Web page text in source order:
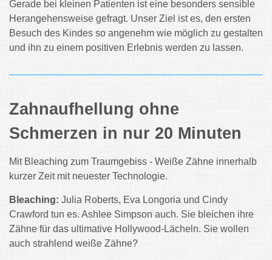
Gerade bei kleinen Patienten ist eine besonders sensible
Herangehensweise gefragt. Unser Ziel ist es, den ersten
Besuch des Kindes so angenehm wie möglich zu gestalten
und ihn zu einem positiven Erlebnis werden zu lassen.
Zahnaufhellung ohne
Schmerzen in nur 20 Minuten
Mit Bleaching zum Traumgebiss - Weiße Zähne innerhalb
kurzer Zeit mit neuester Technologie.
Bleaching: Julia Roberts, Eva Longoria und Cindy
Crawford tun es. Ashlee Simpson auch. Sie bleichen ihre
Zähne für das ultimative Hollywood-Lächeln. Sie wollen
auch strahlend weiße Zähne?